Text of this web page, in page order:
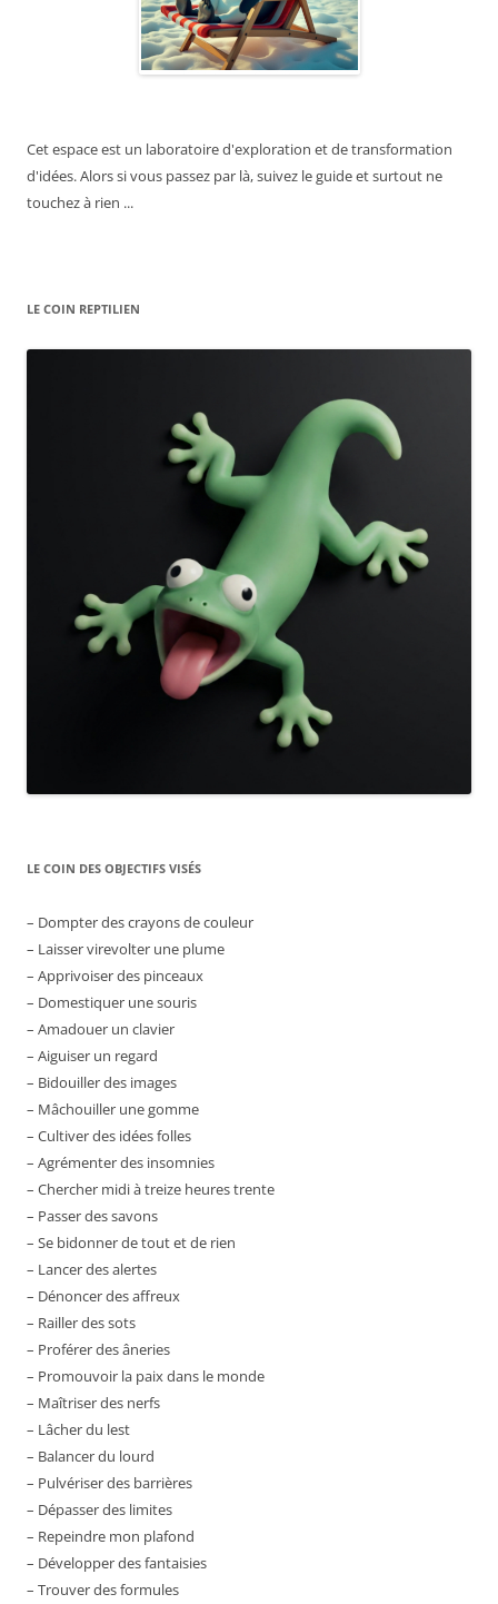
Cet espace est un laboratoire d'exploration et de transformation
d'idées. Alors si vous passez par là, suivez le guide et surtout ne
touchez à rien ...
LE COIN REPTILIEN
LE COIN DES OBJECTIFS VISÉS
– Dompter des crayons de couleur
– Laisser virevolter une plume
– Apprivoiser des pinceaux
– Domestiquer une souris
– Amadouer un clavier
– Aiguiser un regard
– Bidouiller des images
– Mâchouiller une gomme
– Cultiver des idées folles
– Agrémenter des insomnies
– Chercher midi à treize heures trente
– Passer des savons
– Se bidonner de tout et de rien
– Lancer des alertes
– Dénoncer des affreux
– Railler des sots
– Proférer des âneries
– Promouvoir la paix dans le monde
– Maîtriser des nerfs
– Lâcher du lest
– Balancer du lourd
– Pulvériser des barrières
– Dépasser des limites
– Repeindre mon plafond
– Développer des fantaisies
– Trouver des formules